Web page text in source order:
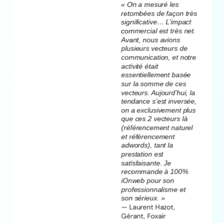
« On a mesuré les
retombées de façon très
significative… L’impact
commercial est très net.
Avant, nous avions
plusieurs vecteurs de
communication, et notre
activité était
essentiellement basée
sur la somme de ces
vecteurs. Aujourd’hui, la
tendance s’est inversée,
on a exclusivement plus
que ces 2 vecteurs là
(référencement naturel
et référencement
adwords), tant la
prestation est
satisfaisante. Je
recommande à 100%
iOnweb pour son
professionnalisme et
son sérieux. »
— Laurent Hazot,
Gérant, Foxair